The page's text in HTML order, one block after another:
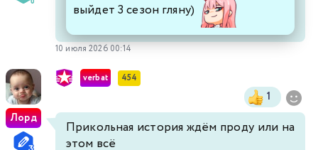
выйдет 3 сезон гляну)
10 июля 2026 00:14
Лорд
verbat 454
1
Прикольная история ждём проду или на
этом всё